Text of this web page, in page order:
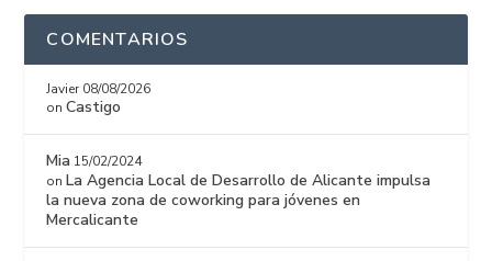
COMENTARIOS
Javier 08/08/2026
onCastigo
Mia 15/02/2024
on La Agencia Local de Desarrollo de Alicante impulsa
la nueva zona de coworking para jóvenes en
Mercalicante